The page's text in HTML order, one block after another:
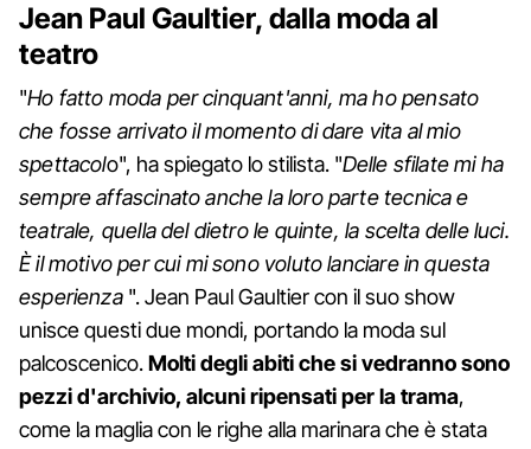
Jean Paul Gaultier, dalla moda al
teatro
"Ho fatto moda per cinquant'anni, ma ho pensato
che fosse arrivato il momento di dare vita al mio
spettacolo", ha spiegato lo stilista. "Delle sfilate mi ha
sempre affascinato anche la loro parte tecnica e
teatrale, quella del dietro le quinte, la scelta delle luci.
È il motivo per cui mi sono voluto lanciare in questa
esperienza ". Jean Paul Gaultier con il suo show
unisce questi due mondi, portando la moda sul
palcoscenico.Molti degli abiti che si vedranno sono
pezzi d'archivio, alcuni ripensati per la trama,
come la maglia con le righe alla marinara che è stata